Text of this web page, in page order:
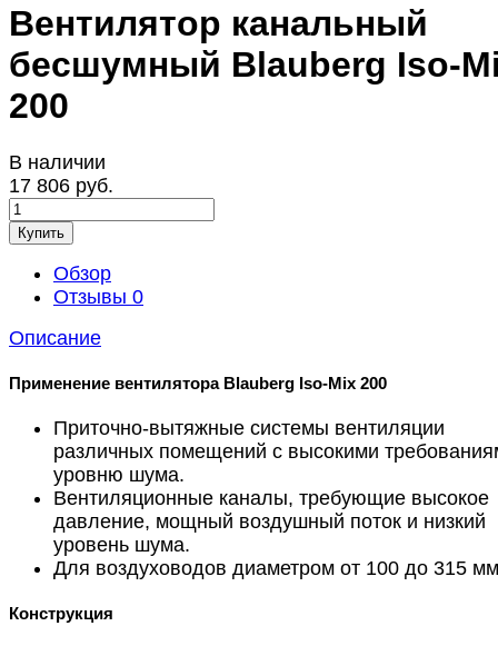
Вентилятор канальный
бесшумный Blauberg Iso-
200
В наличии
17 806 руб.
Купить
Обзор
Отзывы 0
Описание
Применение вентилятора Blauberg Iso-Mix 200
Приточно-вытяжные системы вентиляции
различных помещений с высокими
уровню шума.
Вентиляционные каналы, требующие высокое
давление, мощный воздушный поток и низкий
уровень шума.
Для воздуховодов диаметром от 100 до 315
Конструкция